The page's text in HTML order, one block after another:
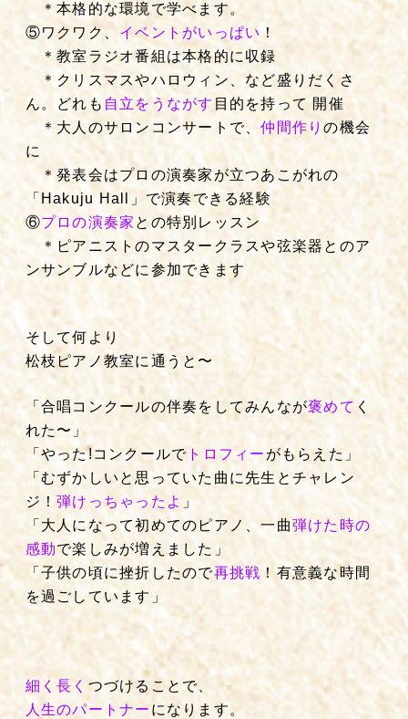
＊本格的な環境で学べます。
⑤ワクワク、 イベントがいっぱい！
＊教室ラジオ番組は本格的に収録
＊クリスマスやハロウィン、など盛りだくさ
ん。どれも 自立をうながす 目的を持って 開催
＊大人のサロンコンサートで、仲間作りの機会
に
＊発表会はプロの演奏家が立つあこがれの
「Hakuju Hall」で演奏できる経験
⑥プロの演奏家 との特別レッスン
＊ピアニストのマスタークラスや弦楽器とのア
ンサンブルなどに参加できます
そして何より
松枝ピアノ教室に通うと〜
「合唱コンクールの伴奏をしてみんなが褒めて く
れた〜」
「やった!コンクールで トロフィー がもらえた」
「むずかしいと思っていた曲に先生とチャレン
ジ！弾けっちゃったよ 」
「大人になって初めてのピアノ、一曲弾けた時の
感動で楽しみが増えました」
「子供の頃に挫折したので再挑戦 ！有意義な時間
を過ごしています」
細く長く つづけることで、
人生のパートナー になります。